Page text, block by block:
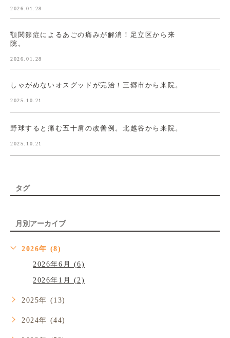
2026.01.28
顎関節症によるあごの痛みが解消！足立区から来
院。
2026.01.28
しゃがめないオスグッドが完治！三郷市から来院。
2025.10.21
野球すると痛む五十肩の改善例。北越谷から来院。
2025.10.21
タグ
月別アーカイブ
2026年 (8)
2026年6月 (6)
2026年1月 (2)
2025年 (13)
2024年 (44)